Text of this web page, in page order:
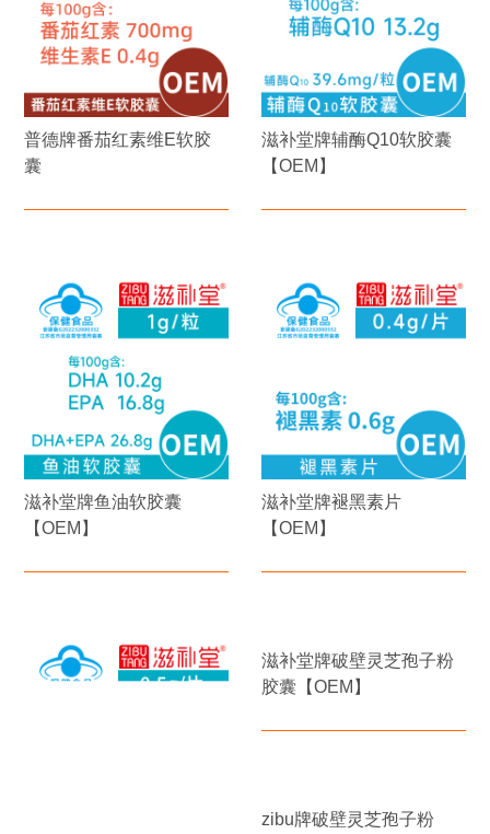
普德牌番茄红素维E软胶
囊
滋补堂牌辅酶Q10软胶囊
【OEM】
滋补堂牌鱼油软胶囊
【OEM】
滋补堂牌褪黑素片
【OEM】
滋补堂 牌破壁灵芝孢子粉
胶囊【OEM】
zibu牌破壁灵芝孢子粉